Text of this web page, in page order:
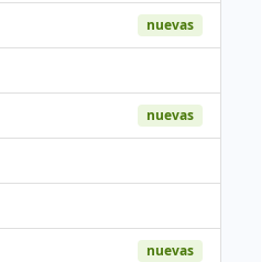
nuevas
nuevas
nuevas